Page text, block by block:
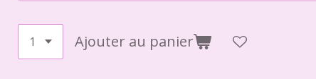
Ajouter au panier